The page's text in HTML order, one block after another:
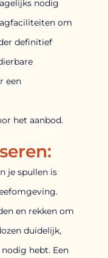
nodig
om
definitief
een
het aanbod.
je spullen is
en rekken om
duidelijk,
hebt. Een